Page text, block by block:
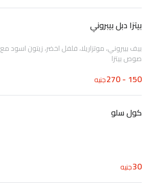
بيتزا دبل بيبروني
بيف بيبروني، موتزاريلا، فلفل اخضر، زيتون اسود مع
صوص بيتزا
150 - 270 جنيه
كول سلو
30جنيه